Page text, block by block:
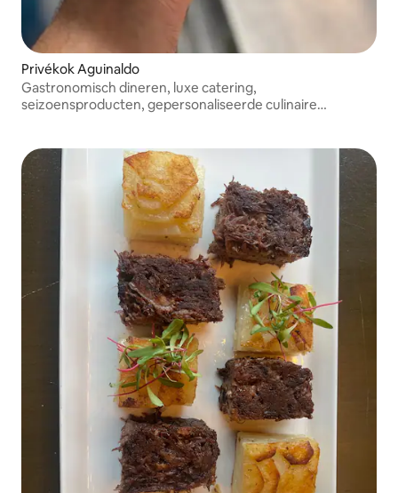
Privékok Aguinaldo
Gastronomisch dineren, luxe catering,
seizoensproducten, gepersonaliseerde culinaire